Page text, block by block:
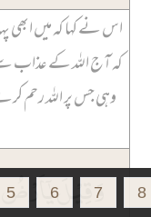
5 6 7 8
اس نے کہا کہ میں ابھی
کہ آج اللہ کے عذاب سے
وہی جس پر اللہ رحم
وَ قِیۡلَ یٰۤاَرۡضُ